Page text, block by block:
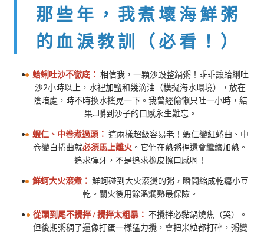
那些年，我煮壞海鮮粥
的血淚教訓（必看！）
蛤蜊吐沙不徹底： 相信我，一顆沙毀整鍋粥！乖乖讓蛤蜊吐
沙2小時以上，水裡加鹽和幾滴油（模擬海水環境），放在
陰暗處，時不時換水搖晃一下。我曾經偷懶只吐一小時，結
果...嚼到沙子的口感永生難忘。
蝦仁、中卷煮過頭： 這兩樣超級容易老！蝦仁變紅蜷曲、中
卷變白捲曲就必須馬上離火 。它們在熱粥裡還會繼續加熱。
追求彈牙，不是追求橡皮擦口感啊！
鮮蚵大火滾煮： 鮮蚵碰到大火滾燙的粥，瞬間縮成乾癟小豆
乾。關火後用餘溫燜熟最保險。
從頭到尾不攪拌 / 攪拌太粗暴： 不攪拌必黏鍋燒焦（哭）。
但後期粥稠了還像打蛋一樣猛力攪，會把米粒都打碎，粥變